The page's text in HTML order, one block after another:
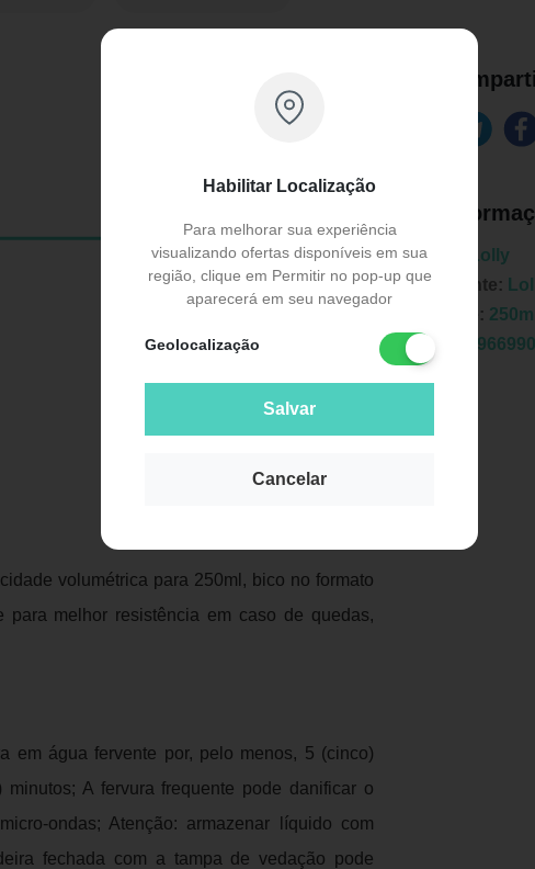
Habilitar Localização
Para melhorar sua experiência
visualizando ofertas disponíveis em sua
região, clique em Permitir no pop-up que
aparecerá em seu navegador
Geolocalização
Salvar
Cancelar
volumétrica para 250ml, bico no formato
para melhor resistência em caso de quedas,
em água fervente por, pelo menos, 5 (cinco)
A fervura frequente pode danificar o
ondas; Atenção: armazenar líquido com
fechada com a tampa de vedação pode
Marca:
Lolly
Fabricante:
Unidade: 250ml
EAN: